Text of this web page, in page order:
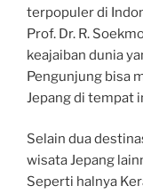
terpopuler di
Prof. Dr. R.
keajaiban dunia
Pengunjung bisa
Jepang di tempat
Selain dua
wisata Jepang
Seperti halnya